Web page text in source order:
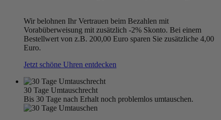
Wir belohnen Ihr Vertrauen beim Bezahlen mit
Vorabüberweisung mit zusätzlich -2% Skonto. Bei einem
Bestellwert von z.B. 200,00 Euro sparen Sie zusätzliche 4,00
Euro.
Jetzt schöne Uhren entdecken
30 Tage Umtauschrecht
Bis 30 Tage nach Erhalt noch problemlos umtauschen.